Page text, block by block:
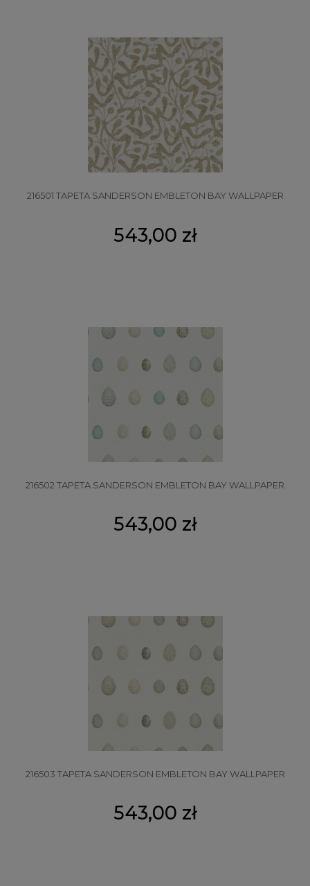
216501 TAPETA SANDERSON EMBLETON BAY WALLPAPER
543,00 zł
216502 TAPETA SANDERSON EMBLETON BAY WALLPAPER
543,00 zł
216503 TAPETA SANDERSON EMBLETON BAY WALLPAPER
543,00 zł